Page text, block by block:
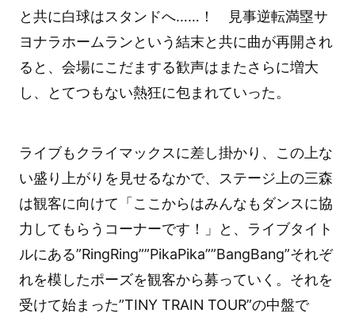
と共に白球はスタンドへ……！ 見事逆転満塁サ
ヨナラホームランという結末と共に曲が再開され
ると、会場にこだまする歓声はまたさらに増大
し、とてつもない熱狂に包まれていった。
ライブもクライマックスに差し掛かり、この上な
い盛り上がりを見せるなかで、ステージ上の三森
は観客に向けて「ここからはみんなもダンスに協
力してもらうコーナーです！」と、ライブタイト
ルにある”RingRing””PikaPika””BangBang”それぞ
れを模したポーズを観客から募っていく。それを
受けて始まった”TINY TRAIN TOUR”の中盤で